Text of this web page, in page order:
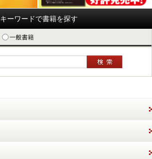
キーワードで書籍を探す
一般書籍